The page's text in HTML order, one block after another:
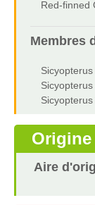
Red-finned
Membres
Aire